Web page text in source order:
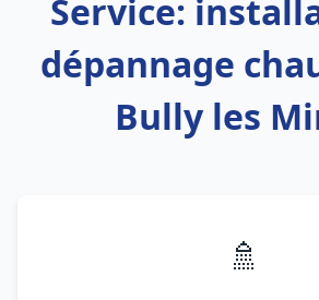
Service:
dépannage
Bully les
🚿